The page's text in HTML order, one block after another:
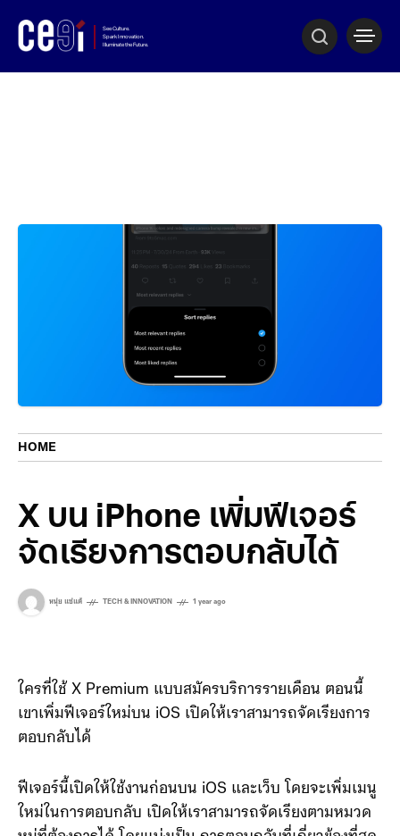
HOME
X บน iPhone เพิ่มฟีเจอร์
จัดเรียงการตอบกลับได้
หนุ่ย แซ่แต้ TECH & INNOVATION 1 year ago
ใครที่ใช้ X Premium แบบสมัครบริการรายเดือน ตอนนี้
เขาเพิ่มฟีเจอร์ใหม่บน iOS เปิดให้เราสามารถจัดเรียงการ
ตอบกลับได้
ฟีเจอร์นี้เปิดให้ใช้งานก่อนบน iOS และเว็บ โดยจะเพิ่มเมนู
ใหม่ในการตอบกลับ เปิดให้เราสามารถจัดเรียงตามหมวด